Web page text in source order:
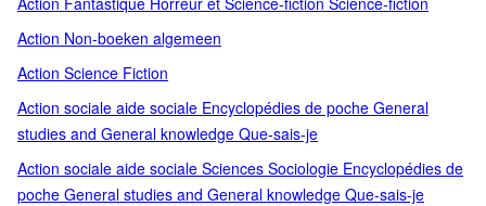
interest: Cartoons and comic strips
Action Non-boeken algemeen
Action Science Fiction
Action sociale aide sociale Encyclopédies de poche General
studies and General knowledge Que-sais-je
Action sociale aide sociale Sciences Sociologie Encyclopédies de
poche General studies and General knowledge Que-sais-je